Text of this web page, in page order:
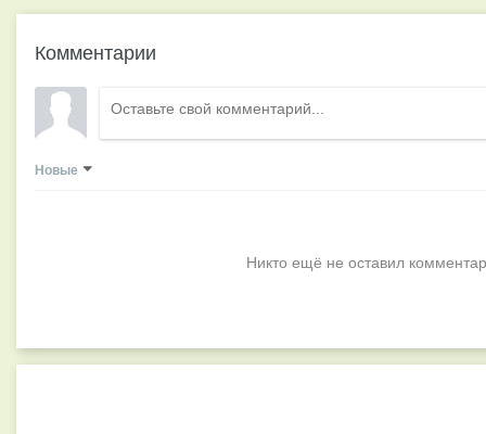
Комментарии
Новые
Никто ещё не оставил